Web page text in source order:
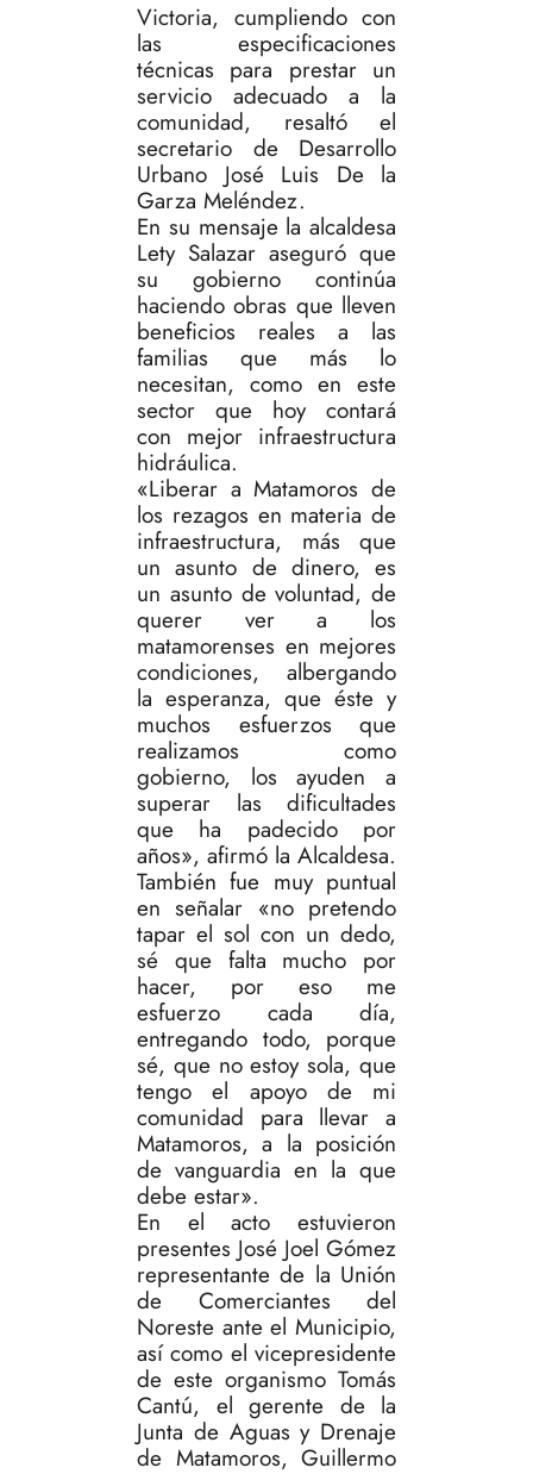
Victoria, cumpliendo con
las especificaciones
técnicas para prestar un
servicio adecuado a la
comunidad, resaltó el
secretario de Desarrollo
Urbano José Luis De la
Garza Meléndez.
En su mensaje la alcaldesa
Lety Salazar aseguró que
su gobierno continúa
haciendo obras que lleven
beneficios reales a las
familias que más lo
necesitan, como en este
sector que hoy contará
con mejor infraestructura
hidráulica.
«Liberar a Matamoros de
los rezagos en materia de
infraestructura, más que
un asunto de dinero, es
un asunto de voluntad, de
querer ver a los
matamorenses en mejores
condiciones, albergando
la esperanza, que éste y
muchos esfuerzos que
realizamos como
gobierno, los ayuden a
superar las dificultades
que ha padecido por
años», afirmó la Alcaldesa.
También fue muy puntual
en señalar «no pretendo
tapar el sol con un dedo,
sé que falta mucho por
hacer, por eso me
esfuerzo cada día,
entregando todo, porque
sé, que no estoy sola, que
tengo el apoyo de mi
comunidad para llevar a
Matamoros, a la posición
de vanguardia en la que
debe estar».
En el acto estuvieron
presentes José Joel Gómez
representante de la Unión
de Comerciantes del
Noreste ante el Municipio,
así como el vicepresidente
de este organismo Tomás
Cantú, el gerente de la
Junta de Aguas y Drenaje
de Matamoros, Guillermo